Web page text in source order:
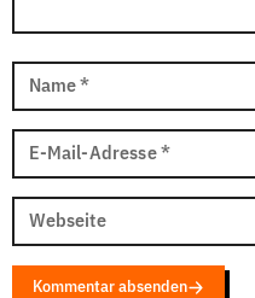
Name *
E-Mail-Adresse *
Webseite
Kommentar absenden